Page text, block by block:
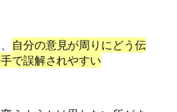
自分の意見が周りにどう伝
で誤解されやすい